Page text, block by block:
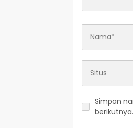
Simpan
berikutnya.